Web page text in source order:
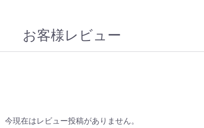
お客様レビュー
今現在はレビュー投稿がありません。